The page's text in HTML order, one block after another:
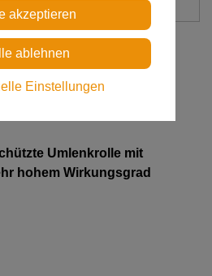
Umlenkrolle mit
hohem Wirkungsgrad
Einstellungen